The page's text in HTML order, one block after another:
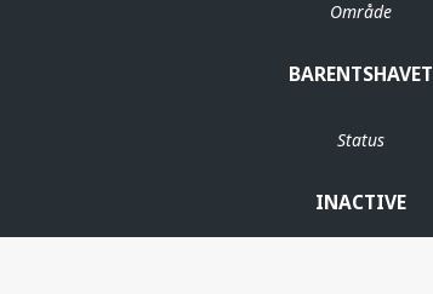
Område
BARENTSHAVET
Status
INACTIVE